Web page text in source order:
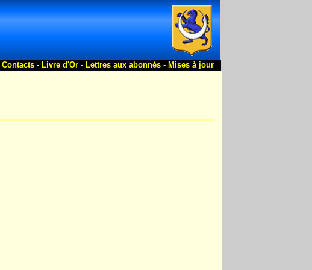
Contacts- Livre d'Or - Lettres aux abonnés - Mises à jour